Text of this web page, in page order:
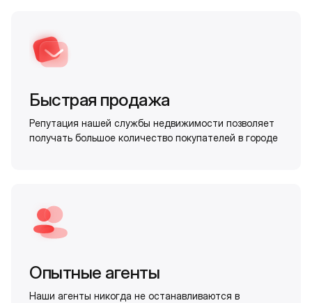
Быстрая продажа
Репутация нашей службы недвижимости позволяет
получать большое количество покупателей в городе
Опытные агенты
Наши агенты никогда не останавливаются в